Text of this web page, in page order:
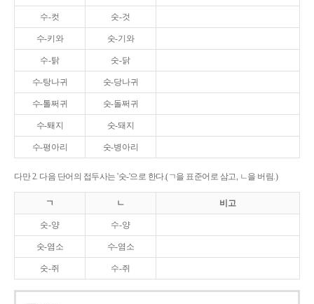
수-컷 숫-것
수-키와 숫-기와
수-탉 숫-닭
수-탕나귀 숫-당나귀
수-톨쩌귀 숫-돌쩌귀
수-퇘지 숫-돼지
수-평아리 숫-병아리
다만 2. 다음 단어의 접두사는 '숫-'으로 한다.(ㄱ을 표준어로 삼고, ㄴ을 버림.)
ㄱ ㄴ 비고
숫-양 수-양
숫-염소 수-염소
숫-쥐 수-쥐